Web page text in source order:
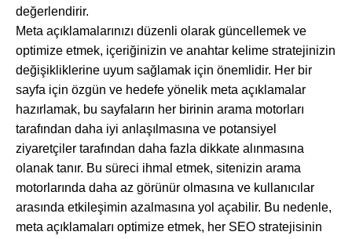
değerlendirir.
Meta açıklamalarınızı düzenli olarak güncellemek ve
optimize etmek, içeriğinizin ve anahtar kelime stratejinizin
değişikliklerine uyum sağlamak için önemlidir. Her bir
sayfa için özgün ve hedefe yönelik meta açıklamalar
hazırlamak, bu sayfaların her birinin arama motorları
tarafından daha iyi anlaşılmasına ve potansiyel
ziyaretçiler tarafından daha fazla dikkate alınmasına
olanak tanır. Bu süreci ihmal etmek, sitenizin arama
motorlarında daha az görünür olmasına ve kullanıcılar
arasında etkileşimin azalmasına yol açabilir. Bu nedenle,
meta açıklamaları optimize etmek, her SEO stratejisinin